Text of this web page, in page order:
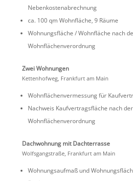
Nebenkostenabrechnung
ca. 100 qm Wohnfläche, 9 Räume
Wohnungs­fläche / Wohnfläche nach
Wohnflächenverordnung
Zwei Wohnungen
Ketten­hofweg, Frank­furt am Main
Wohnflä­chen­ver­mes­sung für
Nachweis Kaufver­trags­fläche nach der
Wohnflächenverordnung
Dachwoh­nung mit Dachterrasse
Wolfs­gang­straße, Frank­furt am Main
Wohnungs­aufmaß und